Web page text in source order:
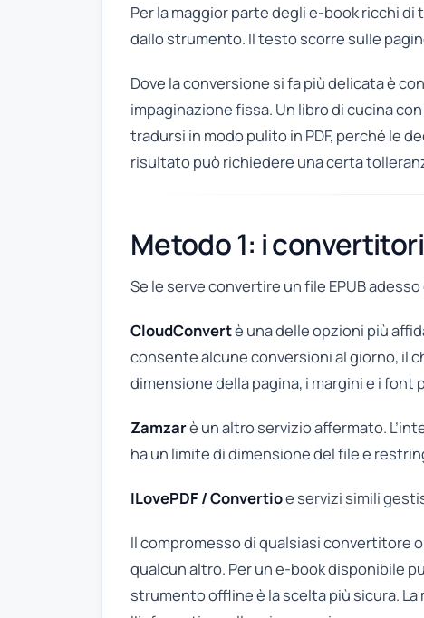
Per la maggior parte degli e-book ricchi
dallo strumento. Il testo scorre sulle
Dove la conversione si fa più delicata è
impaginazione fissa. Un libro di cucina
tradursi in modo pulito in PDF, perché le
risultato può richiedere una certa
Metodo 1: i
Se le serve convertire un file EPUB
CloudConvertè una delle opzioni più
consente alcune conversioni al giorno, il
dimensione della pagina, i margini e i
Zamzarè un altro servizio affermato.
ha un limite di dimensione del file e
ILovePDF / Convertioe servizi simili
Il compromesso di qualsiasi convertitore
qualcun altro. Per un e-book disponibile
strumento offline è la scelta più sicura.